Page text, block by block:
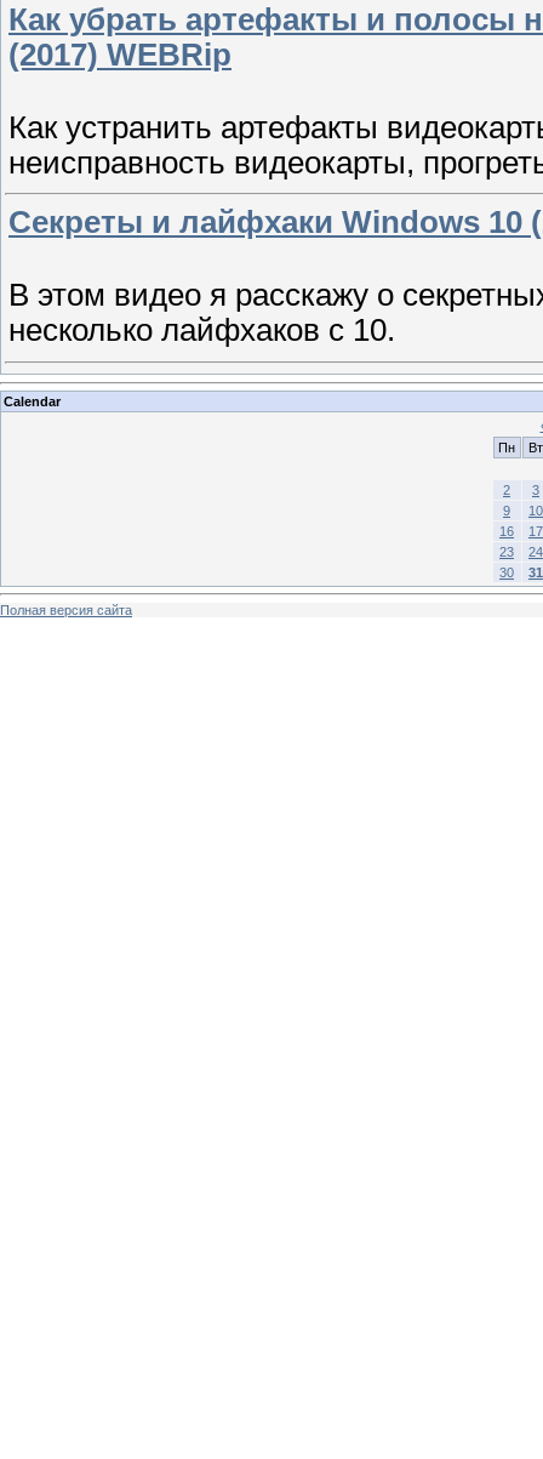
Как убрать артефакты и полосы
(2017) WEBRip
Как устранить артефакты
неисправность видеокарты,
Секреты и лайфхаки Windows 10
В этом видео я расскажу о
несколько лайфхаков с 10.
Calendar
Пн
Вт
2
3
9
10
16
17
23
24
30
31
Полная версия сайта